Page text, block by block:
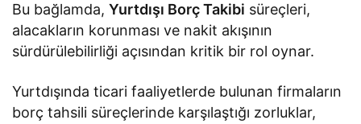
Bu bağlamda,Yurtdışı Borç Takibi süreçleri,
alacakların korunması ve nakit akışının
sürdürülebilirliği açısından kritik bir rol oynar.
Yurtdışında ticari faaliyetlerde bulunan firmaların
borç tahsili süreçlerinde karşılaştığı zorluklar,